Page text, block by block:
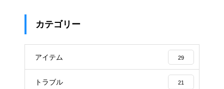
カテゴリー
アイテム 29
トラブル 21